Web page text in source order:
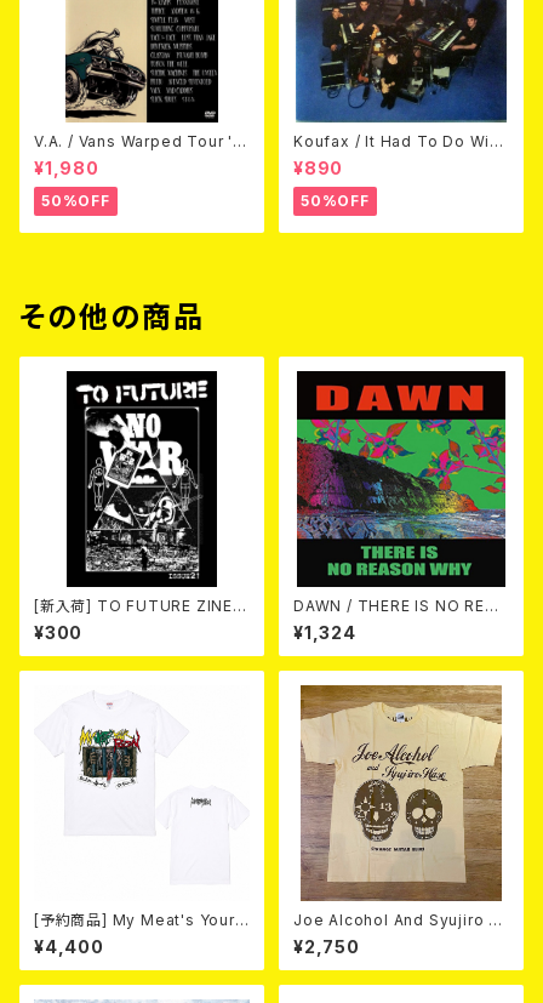
V.A. / Vans Warped Tour '0
3 (DVD)
¥1,980
50%OFF
Koufax / It Had To Do With
Love (CD)
¥890
50%OFF
その他の商品
[新入荷] TO FUTURE ZINE 2
026 issue 21 -NO WAR! NO
HATE!- (ZINE)
¥300
DAWN / THERE IS NO REAS
¥1,324
[予約商品] My Meat's Your
Poison -あんたにゃ毒でもオイ
ラにゃ薬- (White) 熊本地震 復
興支援T-shirt 2026年8月末
¥4,400
Joe Alcohol And Syujiro H
ase / Strange Guitar Blues
¥2,750